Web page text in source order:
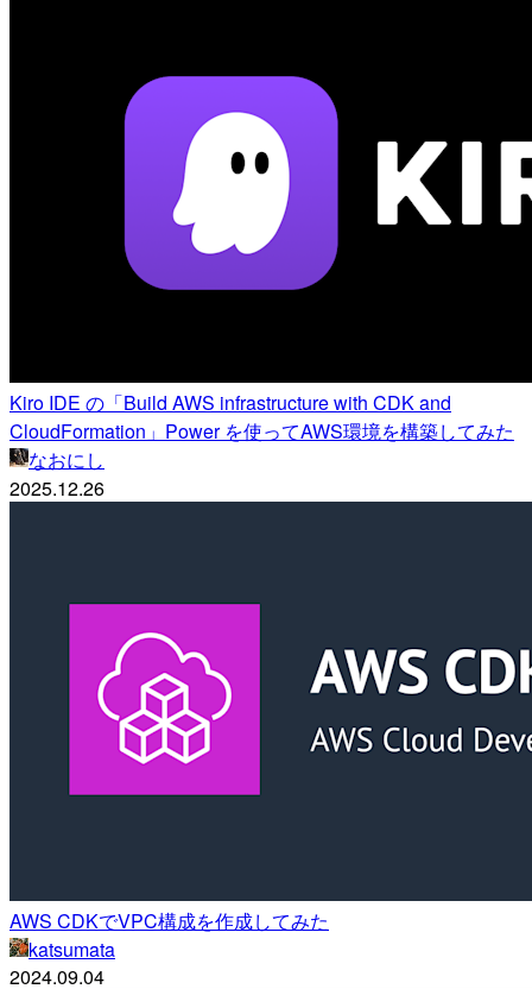
Kiro IDE の「Build AWS infrastructure with CDK and
CloudFormation」Power を使ってAWS環境を構築してみた
なおにし
2025.12.26
AWS CDKでVPC構成を作成してみた
katsumata
2024.09.04